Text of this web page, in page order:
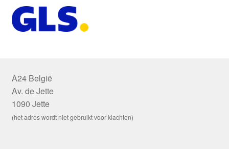
A24 België
Av. de Jette
1090 Jette
(het adres wordt niet gebruikt voor klachten)